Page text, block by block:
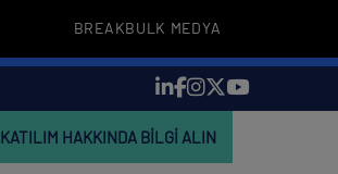
BREAKBULK MEDYA
KATILIM HAKKINDA BILGI ALIN